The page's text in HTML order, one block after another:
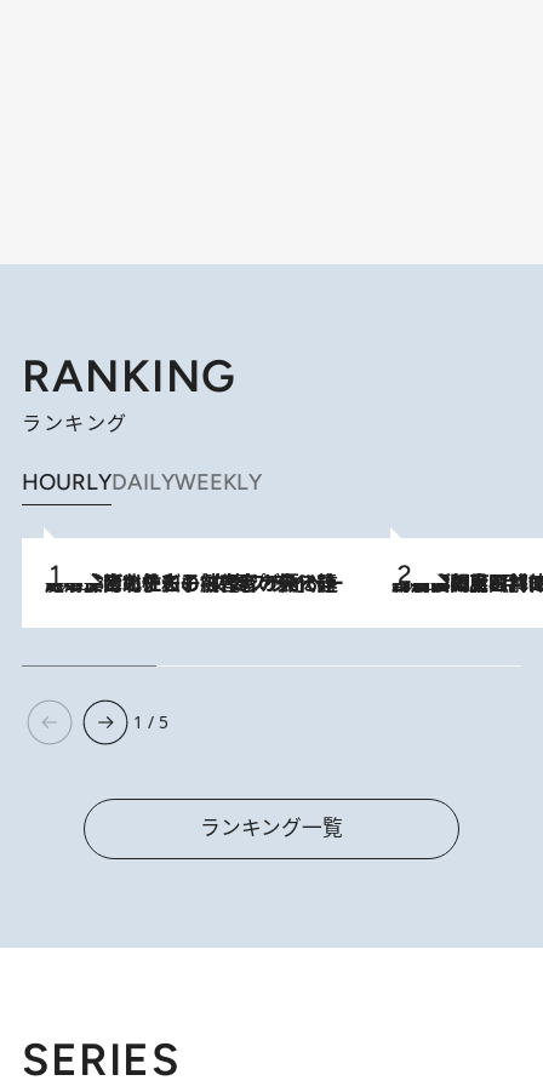
RANKING
ランキング
HOURLYDAILYWEEKLY
2026.8.3
《「文士の子ども被害者の会」発足！》阿川佐和子（72）が語る遠藤周作に北杜夫、劇作家・矢代静一の子どもたちの“文豪プライベート事件簿” 2026.8.8
「最後に見られてよかった」上野動物園の東園パンダ舎が解体前に特別公開。8月16日まで延長されたパネル展と共に辿る“半世紀”のパンダ飼育《解体工事の図面あり》
1 / 5
ランキング一覧
SERIES